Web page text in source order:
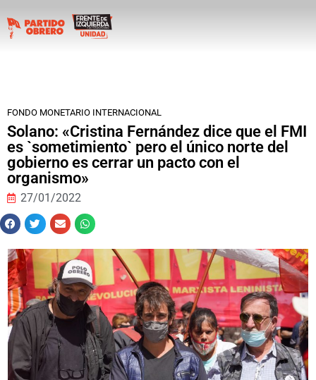
FONDO MONETARIO INTERNACIONAL
Solano: «Cristina Fernández dice que el FMI
es `sometimiento` pero el único norte del
gobierno es cerrar un pacto con el
organismo»
27/01/2022